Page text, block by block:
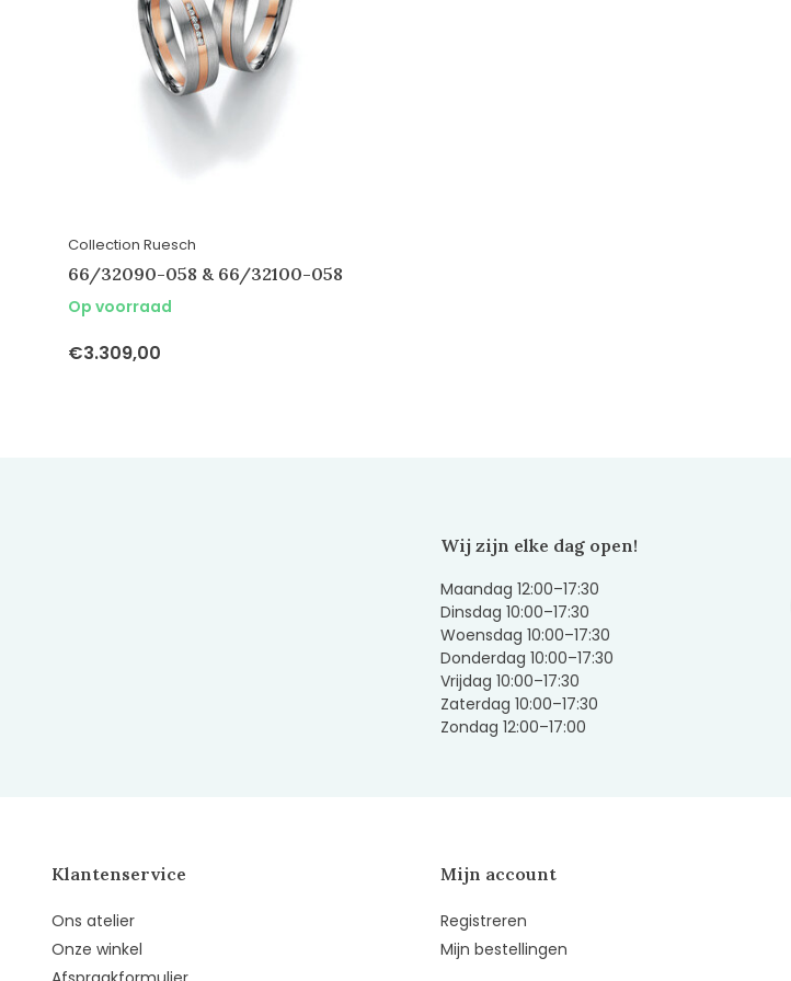
Collection Ruesch
66/32090-058 & 66/32100-058
Op voorraad
€3.309,00
Wij zijn elke dag open!
Maandag 12:00–17:30
Dinsdag 10:00–17:30
Woensdag 10:00–17:30
Donderdag 10:00–17:30
Vrijdag 10:00–17:30
Zaterdag 10:00–17:30
Zondag 12:00–17:00
Klantenservice
Ons atelier
Onze winkel
Mijn account
Registreren
Mijn bestellingen